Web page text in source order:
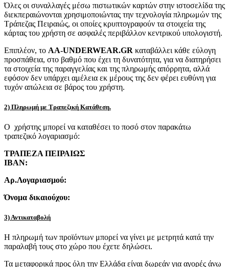
Όλες οι συναλλαγές μέσω πιστωτικών καρτών στην ιστοσελίδα της
διεκπεραιώνονται χρησιμοποιώντας την τεχνολογία πληρωμών της
Τράπεζας Πειραιώς, οι οποίες κρυπτογραφούν τα στοιχεία της
κάρτας του χρήστη σε ασφαλές περιβάλλον κεντρικού υπολογιστή.
Επιπλέον, το AA-UNDERWEAR.GR καταβάλλει κάθε εύλογη
προσπάθεια, στο βαθμό που έχει τη δυνατότητα, για να διατηρήσει
τα στοιχεία της παραγγελίας και της πληρωμής απόρρητα, αλλά
εφόσον δεν υπάρχει αμέλεια εκ μέρους της δεν φέρει ευθύνη για
τυχόν απώλεια σε βάρος του χρήστη.
2) Πληρωμή με Τραπεζική Κατάθεση.
Ο χρήστης μπορεί να καταθέσει το ποσό στον παρακάτω
τραπεζικό λογαριασμό:
ΤΡΑΠΕΖΑ ΠΕΙΡΑΙΩΣ
IBAN:
Αρ.Λογαριασμού:
Όνομα δικαιούχου:
3) Αντικαταβολή
Η πληρωμή των προϊόντων μπορεί να γίνει με μετρητά κατά την
παραλαβή τους στο χώρο που έχετε δηλώσει.
Τα μεταφορικά προς όλη την Ελλάδα είναι δωρεάν για αγορές άνω